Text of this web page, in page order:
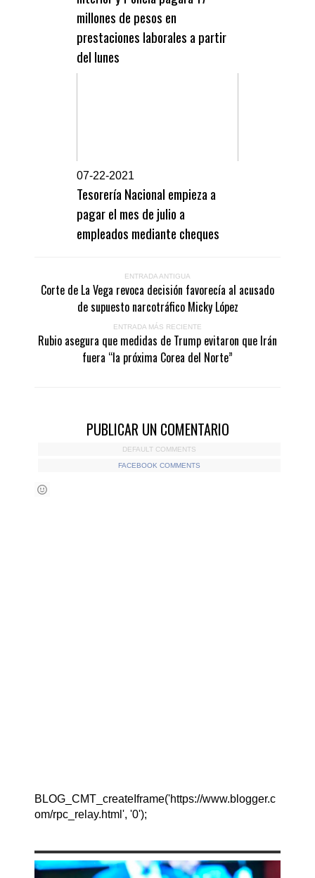
millones de pesos en
prestaciones laborales a partir
del lunes
07-22-2021
Tesorería Nacional empieza a
pagar el mes de julio a
empleados mediante cheques
ENTRADA ANTIGUA
Corte de La Vega revoca decisión favorecía al acusado
de supuesto narcotráfico Micky López
ENTRADA MÁS RECIENTE
Rubio asegura que medidas de Trump evitaron que Irán
fuera “la próxima Corea del Norte”
PUBLICAR UN COMENTARIO
DEFAULT COMMENTS
FACEBOOK COMMENTS
BLOG_CMT_createIframe('https://www.blogger.c
om/rpc_relay.html', '0');